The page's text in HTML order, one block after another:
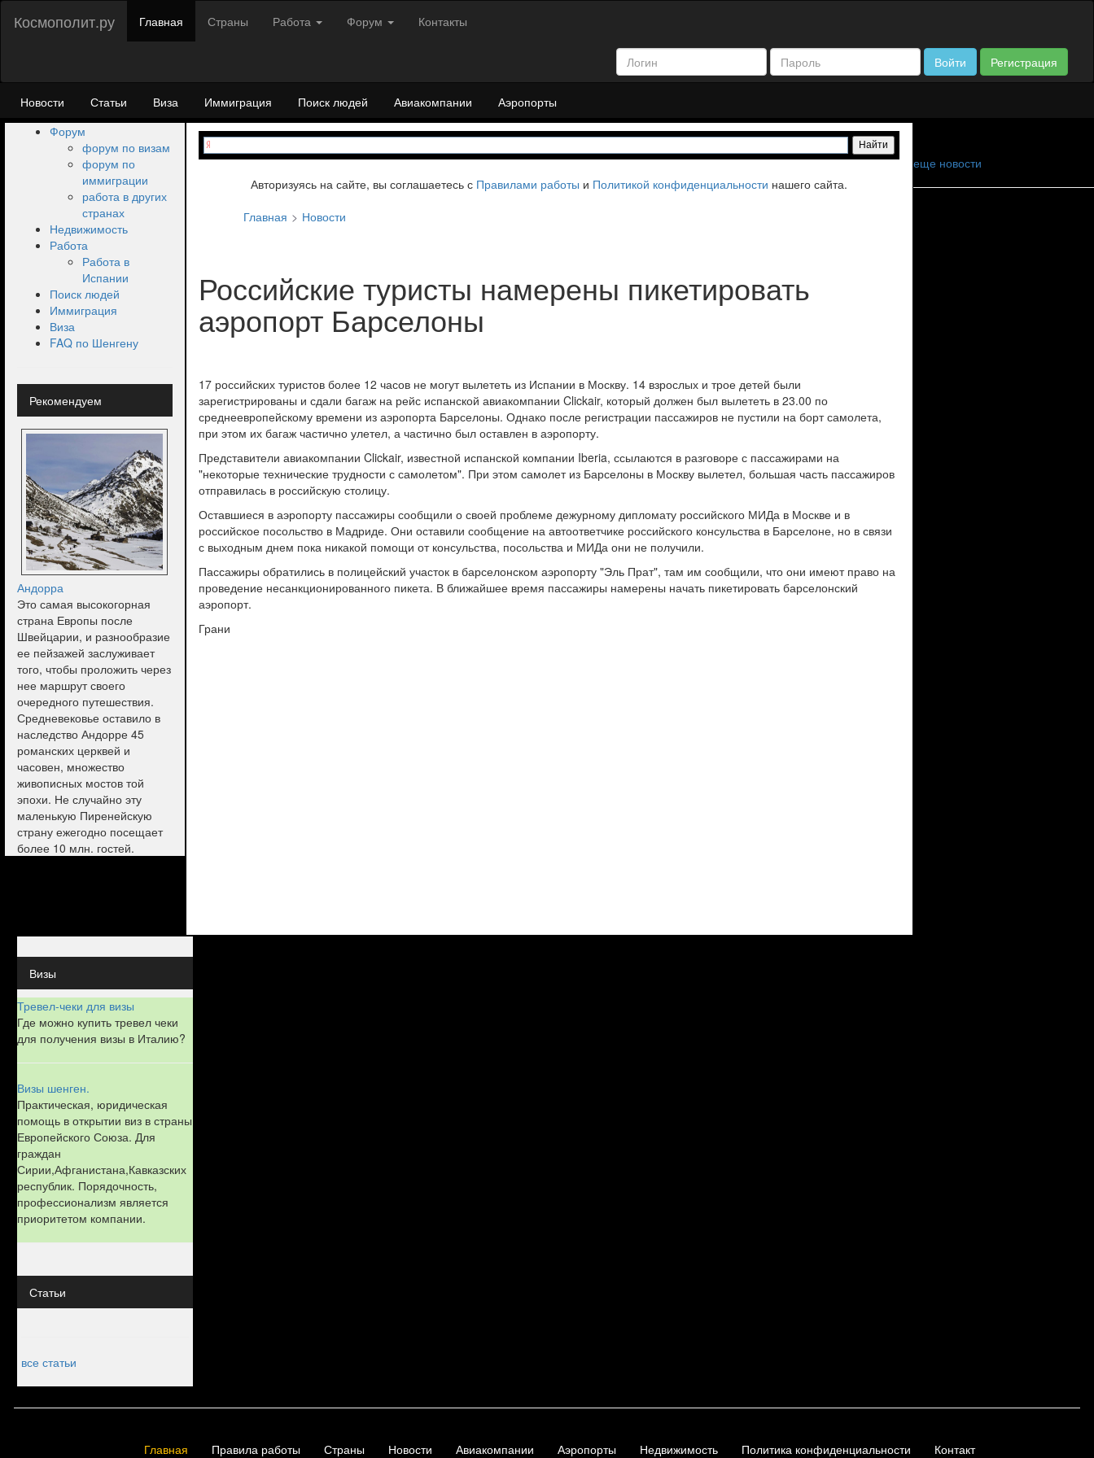
Космополит.ру Главная Страны Работа Форум Контакты
Войти Регистрация
Новости Статьи Виза Иммиграция Поиск людей Авиакомпании
Аэропорты
Форум
форум по визам
форум по
иммиграции
работа в других
странах
Недвижимость
Работа
Работа в
Испании
Поиск людей
Иммиграция
Виза
FAQ по Шенгену
Рекомендуем
Андорра
Это самая высокогорная
страна Европы после
Швейцарии, и разнообразие
ее пейзажей заслуживает
того, чтобы проложить через
нее маршрут своего
очередного путешествия.
Средневековье оставило в
наследство Андорре 45
романских церквей и
часовен, множество
живописных мостов той
эпохи. Не случайно эту
маленькую Пиренейскую
страну ежегодно посещает
более 10 млн. гостей.
Авторизуясь на сайте, вы соглашаетесь с Правилами работы и Политикой конфиденциальности нашего сайта.
Главная
Новости
Российские туристы намерены пикетировать
аэропорт Барселоны
17 российских туристов более 12 часов не могут вылететь из Испании в Москву. 14 взрослых и трое детей были
зарегистрированы и сдали багаж на рейс испанской авиакомпании Clickair, который должен был вылететь в 23.00 по
среднеевропейскому времени из аэропорта Барселоны. Однако после регистрации пассажиров не пустили на борт самолета,
при этом их багаж частично улетел, а частично был оставлен в аэропорту.
Представители авиакомпании Clickair, известной испанской компании Iberia, ссылаются в разговоре с пассажирами на
"некоторые технические трудности с самолетом". При этом самолет из Барселоны в Москву вылетел, большая часть пассажиров
отправилась в российскую столицу.
Оставшиеся в аэропорту пассажиры сообщили о своей проблеме дежурному дипломату российского МИДа в Москве и в
российское посольство в Мадриде. Они оставили сообщение на автоответчике российского консульства в Барселоне, но в связи
с выходным днем пока никакой помощи от консульства, посольства и МИДа они не получили.
Пассажиры обратились в полицейский участок в барселонском аэропорту "Эль Прат", там им сообщили, что они имеют право на
проведение несанкционированного пикета. В ближайшее время пассажиры намерены начать пикетировать барселонский
аэропорт.
Грани
еще новости
Визы
Тревел-чеки для визы
Где можно купить тревел чеки
для получения визы в Италию?
Визы шенген.
Практическая, юридическая
помощь в открытии виз в страны
Европейского Союза. Для
граждан
Сирии,Афганистана,Кавказских
республик. Порядочность,
профессионализм является
приоритетом компании.
Статьи
все статьи
Главная Правила работы Страны Новости Авиакомпании Аэропорты Недвижимость Политика конфиденциальности Контакт